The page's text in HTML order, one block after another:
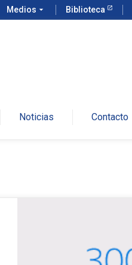
Medios arrow_drop_down Biblioteca
Noticias Contacto